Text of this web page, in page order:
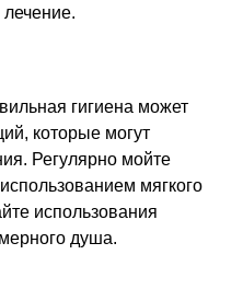
гигиена может
которые могут
Регулярно мойте
мягкого
использования
душа.